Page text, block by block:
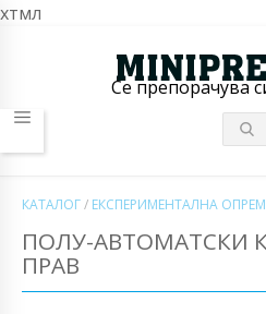
хтмл
Се препорачува
КАТАЛОГ/ ЕКСПЕРИМЕНТАЛНА
ПОЛУ-АВТОМАТСКИ
ПРАВ